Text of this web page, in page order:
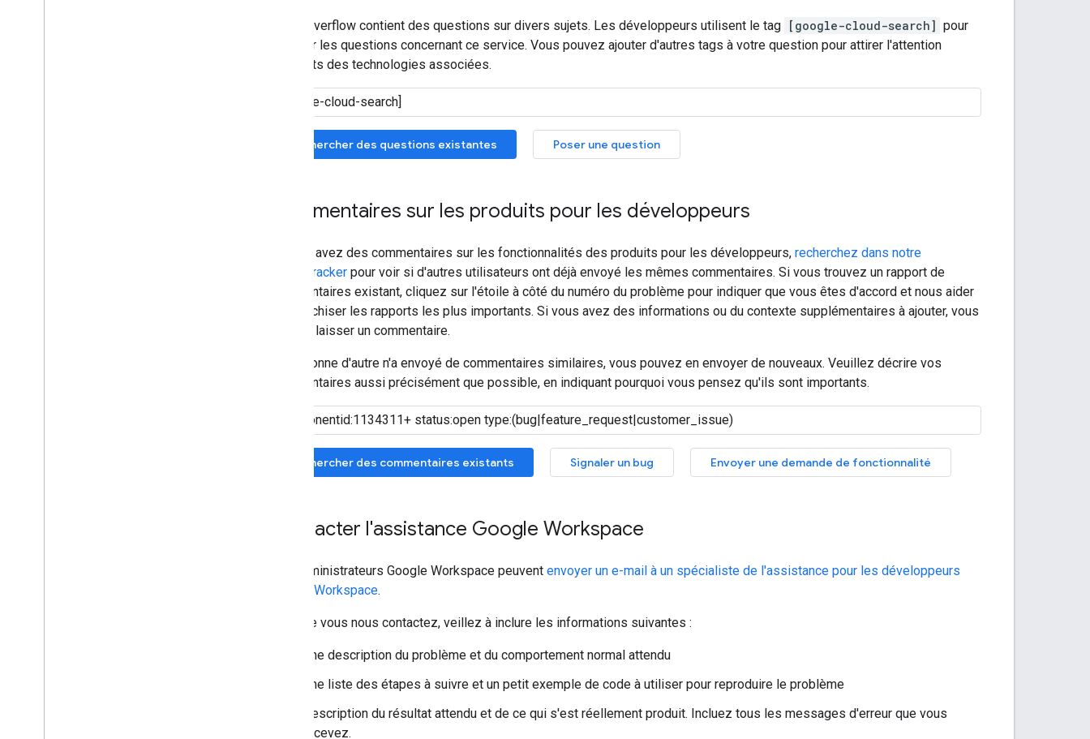
Stack Overflow contient des questions sur divers sujets. Les développeurs utilisent le tag [google-cloud-search] pour
marquer les questions concernant ce service. Vous pouvez ajouter d'autres tags à votre question pour attirer l'attention
d'experts des technologies associées.
Rechercher des questions existantes Poser une question
Commentaires sur les produits pour les développeurs
Si vous avez des commentaires sur les fonctionnalités des produits pour les développeurs, recherchez dans notre
Issue Tracker pour voir si d'autres utilisateurs ont déjà envoyé les mêmes commentaires. Si vous trouvez un rapport de
commentaires existant, cliquez sur l'étoile à côté du numéro du problème pour indiquer que vous êtes d'accord et nous aider
à hiérarchiser les rapports les plus importants. Si vous avez des informations ou du contexte supplémentaires à ajouter, vous
pouvez laisser un commentaire.
Si personne d'autre n'a envoyé de commentaires similaires, vous pouvez en envoyer de nouveaux. Veuillez décrire vos
commentaires aussi précisément que possible, en indiquant pourquoi vous pensez qu'ils sont importants.
Rechercher des commentaires existants Signaler un bug Envoyer une demande de fonctionnalité
Contacter l'assistance Google Workspace
Les administrateurs Google Workspace peuvent envoyer un e-mail à un spécialiste de l'assistance pour les développeurs
Google Workspace.
Lorsque vous nous contactez, veillez à inclure les informations suivantes :
Une description du problème et du comportement normal attendu
Une liste des étapes à suivre et un petit exemple de code à utiliser pour reproduire le problème
Description du résultat attendu et de ce qui s'est réellement produit. Incluez tous les messages d'erreur que vous
recevez.